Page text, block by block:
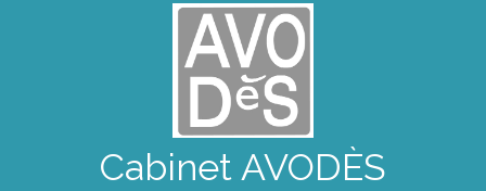
Cabinet AVODÈS